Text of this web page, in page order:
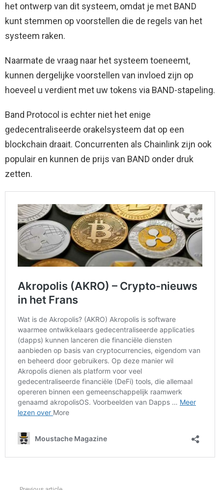
het ontwerp van dit systeem, omdat je met BAND
kunt stemmen op voorstellen die de regels van het
systeem raken.
Naarmate de vraag naar het systeem toeneemt,
kunnen dergelijke voorstellen van invloed zijn op
hoeveel u verdient met uw tokens via BAND-stapeling.
Band Protocol is echter niet het enige
gedecentraliseerde orakelsysteem dat op een
blockchain draait. Concurrenten als Chainlink zijn ook
populair en kunnen de prijs van BAND onder druk
zetten.